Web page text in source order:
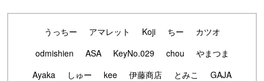
うっちー アマレット Koji ちー
カツオ
odmishien
ASA KeyNo.029 chou
やまつま
Ayaka
しゅー kee 伊藤商店 とみこ
GAJA